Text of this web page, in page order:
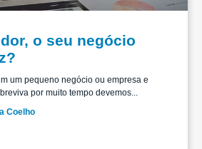
o seu negócio
um pequeno negócio ou empresa e
por muito tempo devemos...
Coelho